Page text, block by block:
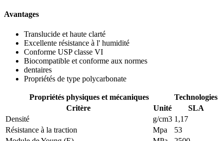
Avantages
Translucide et haute clarté
Excellente résistance à l' humidité
Conforme USP classe VI
Biocompatible et conforme aux normes
dentaires
Propriétés de type polycarbonate
Propriétés physiques et mécaniques
Technologies
Critère
Unité
SLA
Densité
g/cm3 1,17
Résistance à la traction
Mpa
53